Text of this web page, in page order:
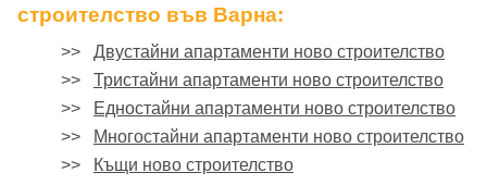
строителство във Варна:
>> Двустайни апартаменти ново строителство
>> Тристайни апартаменти ново строителство
>>
Едностайни апартаменти ново строителство
>>
Многостайни апартаменти ново строителство
>>
Къщи ново строителство